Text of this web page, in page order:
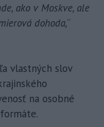
ako v Moskve, ale
dohoda,“
vlastných slov
na osobné